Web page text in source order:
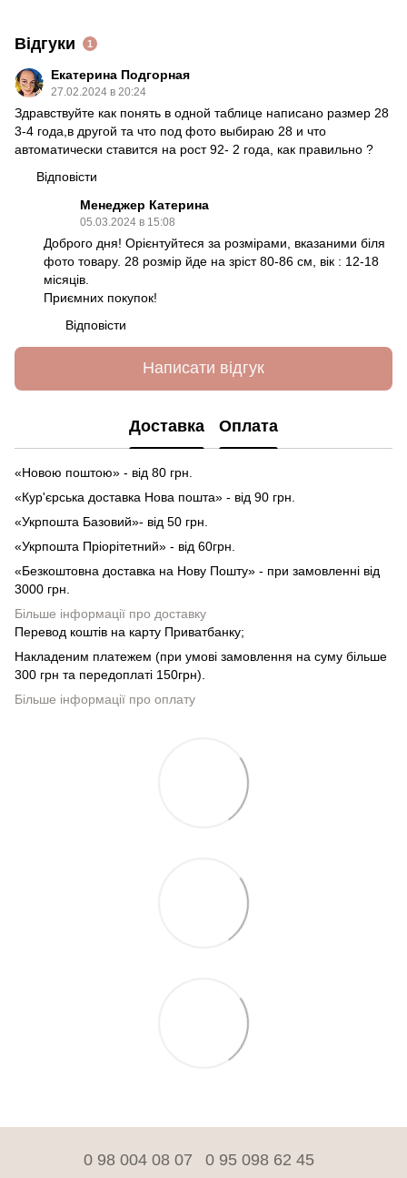
Відгуки 1
Екатерина Подгорная
27.02.2024 в 20:24
Здравствуйте как понять в одной таблице написано размер 28
3-4 года,в другой та что под фото выбираю 28 и что
автоматически ставится на рост 92- 2 года, как правильно ?
Відповісти
Менеджер Катерина
05.03.2024 в 15:08
Доброго дня! Орієнтуйтеся за розмірами, вказаними біля
фото товару. 28 розмір йде на зріст 80-86 см, вік : 12-18
місяців.
Приємних покупок!
Відповісти
Написати відгук
Доставка Оплата
«Новою поштою» - від 80 грн.
«Кур'єрська доставка Нова пошта» - від 90 грн.
«Укрпошта Базовий»- від 50 грн.
«Укрпошта Пріорітетний» - від 60грн.
«Безкоштовна доставка на Нову Пошту» - при замовленні від
3000 грн.
Більше інформації про доставку
Перевод коштів на карту Приватбанку;
Накладеним платежем (при умові замовлення на суму більше
300 грн та передоплаті 150грн).
Більше інформації про оплату
0 98 004 08 07 0 95 098 62 45